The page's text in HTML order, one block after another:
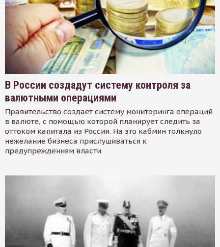
В России создадут систему контроля за
валютными операциями
Правительство создает систему мониторинга операций
в валюте, с помощью которой планирует следить за
оттоком капитала из России. На это кабмин толкнуло
нежелание бизнеса прислушиваться к
предупреждениям власти